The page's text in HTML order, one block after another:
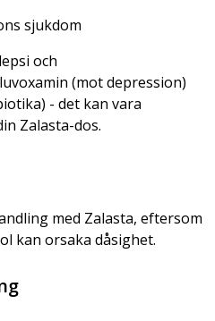
sjukdom
och
(mot depression)
- det kan vara
Zalasta-dos.
med Zalasta, eftersom
kan orsaka dåsighet.